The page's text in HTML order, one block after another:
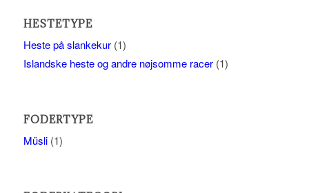
HESTETYPE
Heste på slankekur (1)
Islandske heste og andre nøjsomme racer (1)
FODERTYPE
Müsli (1)